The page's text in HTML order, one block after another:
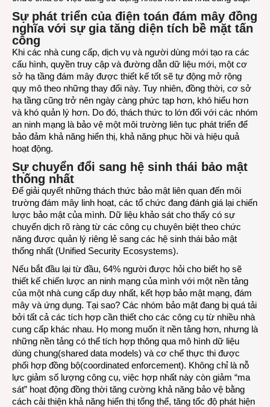
Sự phát triển của điện toán đám mây đồng
nghĩa với sự gia tăng diện tích bề mặt tấn
công
Khi các nhà cung cấp, dịch vụ và người dùng mới tạo ra các
cấu hình, quyền truy cập và đường dẫn dữ liệu mới, một cơ
sở hạ tầng đám mây được thiết kế tốt sẽ tự động mở rộng
quy mô theo những thay đổi này. Tuy nhiên, đồng thời, cơ sở
hạ tầng cũng trở nên ngày càng phức tạp hơn, khó hiểu hơn
và khó quản lý hơn. Do đó, thách thức to lớn đối với các nhóm
an ninh mạng là bảo vệ một môi trường liên tục phát triển để
bảo đảm khả năng hiển thị, khả năng phục hồi và hiệu quả
hoạt động.
Sự chuyển đổi sang hệ sinh thái bảo mật
thống n hất
Để giải quyết những thách thức bảo mật liên quan đến môi
trường đám mây linh hoạt, các tổ chức đang đánh giá lại chiến
lược bảo mật của mình. Dữ liệu khảo sát cho thấy có sự
chuyển dịch rõ ràng từ các công cụ chuyên biệt theo chức
năng được quản lý riêng lẻ sang các hệ sinh thái bảo mật
thống nhất (Unified Security Ecosystems).
Nếu bắt đầu lại từ đầu, 64% người được hỏi cho biết họ sẽ
thiết kế chiến lược an ninh mạng của mình với một nền tảng
của một nhà cung cấp duy nhất, kết hợp bảo mật mạng, đám
mây và ứng dụng. Tại sao? Các nhóm bảo mật đang bị quá tải
bởi tất cả các tích hợp cần thiết cho các công cụ từ nhiều nhà
cung cấp khác nhau. Họ mong muốn ít nền tảng hơn, nhưng là
những nền tảng có thể tích hợp thông qua mô hình dữ liệu
dùng chung(shared data models) và cơ chế thực thi được
phối hợp đồng bộ(coordinated enforcement). Không chỉ là nỗ
lực giảm số lượng công cụ, việc hợp nhất này còn giảm “ma
sát” hoạt động đồng thời tăng cường khả năng bảo vệ bằng
cách cải thiện khả năng hiển thị tổng thể, tăng tốc độ phát hiện